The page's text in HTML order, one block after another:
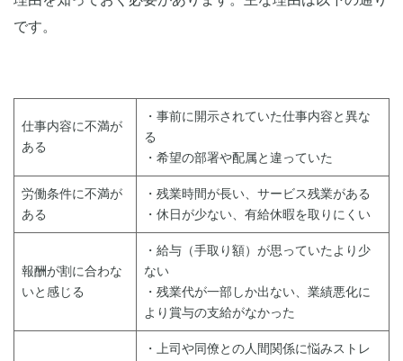
です。
仕事内容に不満が
ある
・事前に開示されていた仕事内容と異な
る
・希望の部署や配属と違っていた
労働条件に不満が
ある
・残業時間が長い、サービス残業がある
・休日が少ない、有給休暇を取りにくい
報酬が割に合わな
いと感じる
・給与（手取り額）が思っていたより少
ない
・残業代が一部しか出ない、業績悪化に
より賞与の支給がなかった
・上司や同僚との人間関係に悩みストレ